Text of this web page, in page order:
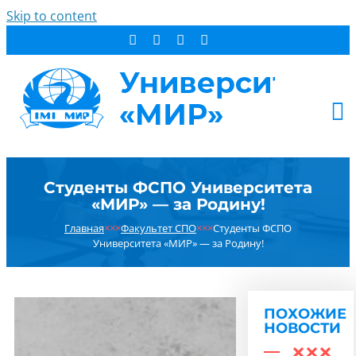
Skip to content
СТУДЕНТУ
ОБ УНИВЕРСИТЕТЕ
НОВОСТИ
Студенты ФСПО Университета
«МИР» — за Родину!
Главная×××Факультет СПО×××Студенты ФСПО
Университета «МИР» — за Родину!
ПОХОЖИЕ
НОВОСТИ